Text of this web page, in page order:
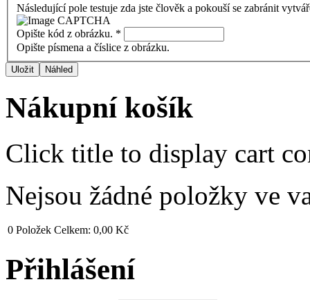
Následující pole testuje zda jste člověk a pokouší se zabránit
Opište kód z obrázku. *
Opište písmena a číslice z obrázku.
Nákupní košík
Click title to display cart
Nejsou žádné položky ve
0 Položek Celkem: 0,00 Kč
Přihlášení